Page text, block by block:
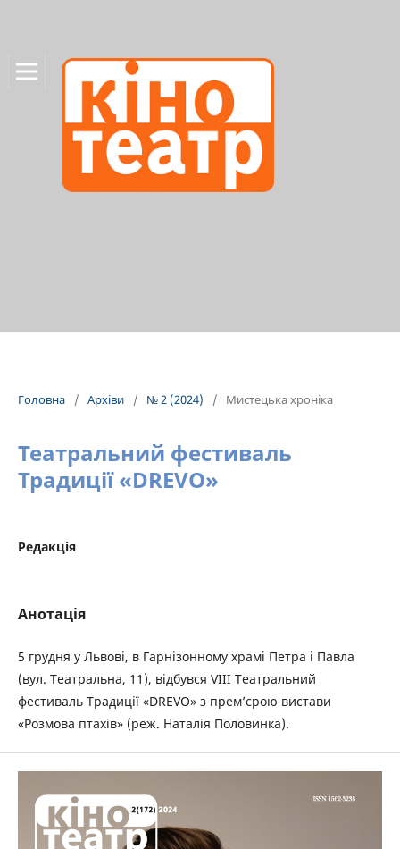
Головна / Архіви / № 2 (2024) / Мистецька хроніка
Театральний фестиваль
Традиції «DREVO»
Редакція
Анотація
5 грудня у Львові, в Гарнізонному храмі Петра і Павла
(вул. Театральна, 11), відбувся VIII Театральний
фестиваль Традиції «DREVO» з прем’єрою вистави
«Розмова птахів» (реж. Наталія Половинка).